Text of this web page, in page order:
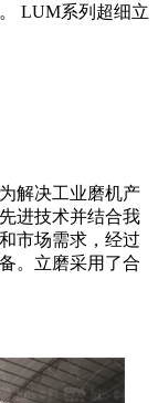
LUM系列超细立
解决工业磨机产
进技术并结合我
市场需求，经过
。立磨采用了合